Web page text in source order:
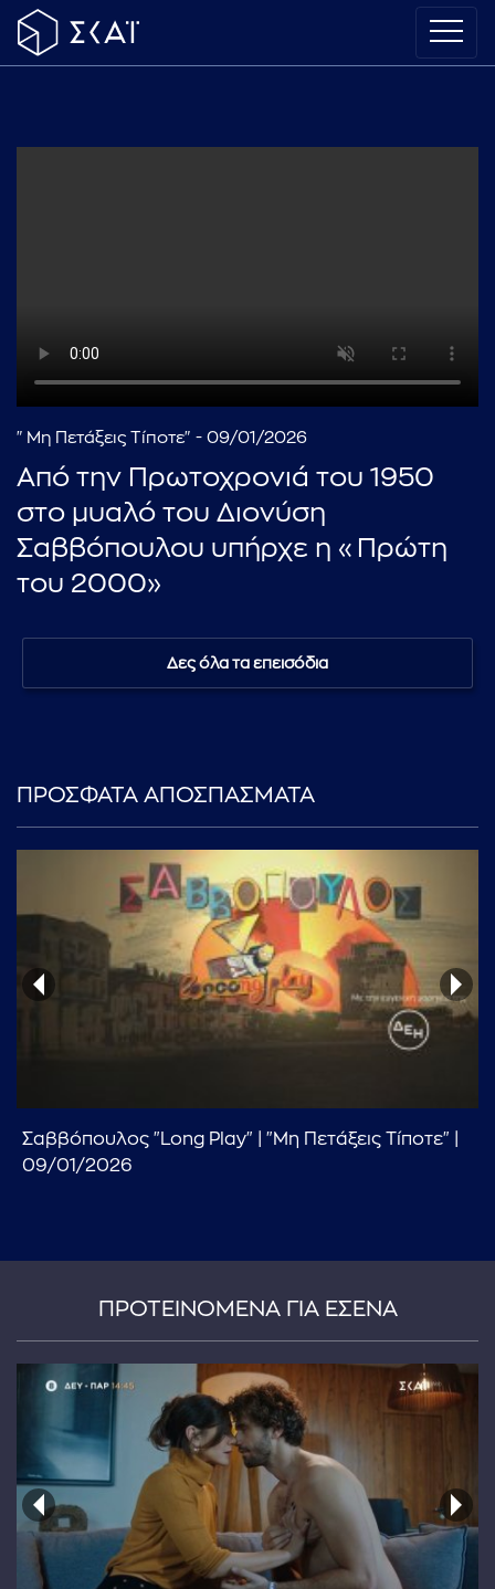
...πληκτρολογήστε κείμενο προς αναζήτηση
"Μη Πετάξεις Τίποτε" - 09/01/2026
Από την Πρωτοχρονιά του 1950
στο μυαλό του Διονύση
Σαββόπουλου υπήρχε η «Πρώτη
του 2000»
Δες όλα τα επεισόδια
ΠΡΟΣΦΑΤΑ ΑΠΟΣΠΑΣΜΑΤΑ
Σαββόπουλος "Long Play" | "Μη Πετάξεις Τίποτε" |
09/01/2026
ΠΡΟΤΕΙΝΟΜΕΝΑ ΓΙΑ ΕΣΕΝΑ